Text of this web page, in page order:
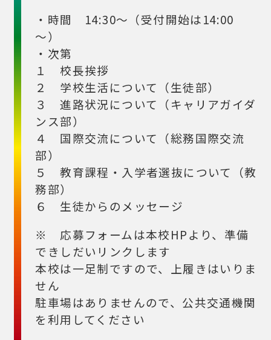
・時間 14:30～（受付開始は14:00
～）
・次第
１ 校長挨拶
２ 学校生活について（生徒部）
３ 進路状況について（キャリアガイダ
ンス部）
４ 国際交流について（総務国際交流
部）
５ 教育課程・入学者選抜について（教
務部）
６ 生徒からのメッセージ
※ 応募フォームは本校HPより、準備
できしだいリンクします
本校は一足制ですので、上履きはいりま
せん
駐車場はありませんので、公共交通機関
を利用してください